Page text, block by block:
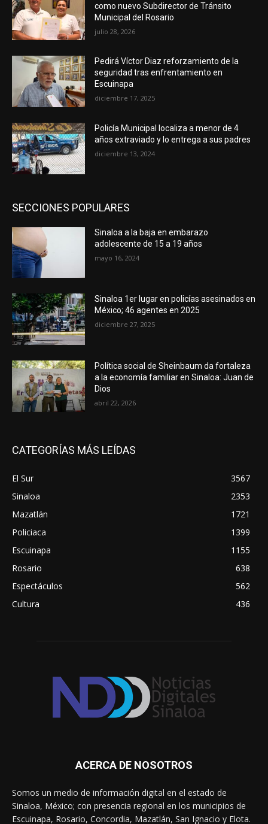
como nuevo Subdirector de Tránsito
Municipal del Rosario
julio 28, 2026
Pedirá Víctor Diaz reforzamiento de la
seguridad tras enfrentamiento en
Escuinapa
diciembre 17, 2025
Policía Municipal localiza a menor de 4
años extraviado y lo entrega a sus padres
diciembre 13, 2024
SECCIONES POPULARES
Sinaloa a la baja en embarazo
adolescente de 15 a 19 años
mayo 16, 2024
Sinaloa 1er lugar en policías asesinados en
México; 46 agentes en 2025
diciembre 27, 2025
Política social de Sheinbaum da fortaleza
a la economía familiar en Sinaloa: Juan de
Dios
abril 22, 2026
CATEGORÍAS MÁS LEÍDAS
El Sur
3567
Sinaloa
2353
Mazatlán
1721
Policiaca
1399
Escuinapa
1155
Rosario
638
Espectáculos
562
Cultura
436
ACERCA DE NOSOTROS
Somos un medio de información digital en el estado de
Sinaloa, México; con presencia regional en los municipios de
Escuinapa, Rosario, Concordia, Mazatlán, San Ignacio y Elota.